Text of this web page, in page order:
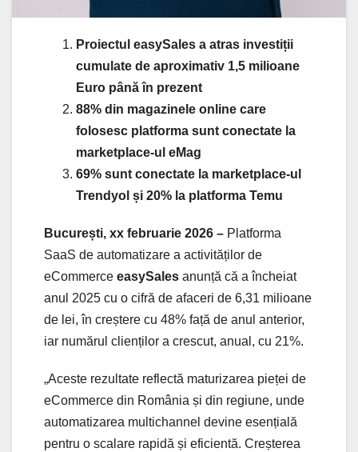
Proiectul easySales a atras investiții
cumulate de aproximativ 1,5 milioane
Euro până în prezent
88% din magazinele online care
folosesc platforma sunt conectate la
marketplace-ul eMag
69% sunt conectate la marketplace-ul
Trendyol și 20% la platforma Temu
București, xx februarie 2026 – Platforma
SaaS de automatizare a activităților de
eCommerce easySales anunță că a încheiat
anul 2025 cu o cifră de afaceri de 6,31 milioane
de lei, în creștere cu 48% față de anul anterior,
iar numărul clienților a crescut, anual, cu 21%.
„Aceste rezultate reflectă maturizarea pieței de
eCommerce din România și din regiune, unde
automatizarea multichannel devine esențială
pentru o scalare rapidă și eficientă. Creșterea